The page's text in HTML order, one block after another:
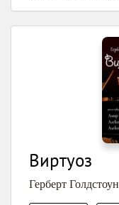
Виртуоз
Герберт Голдстоун